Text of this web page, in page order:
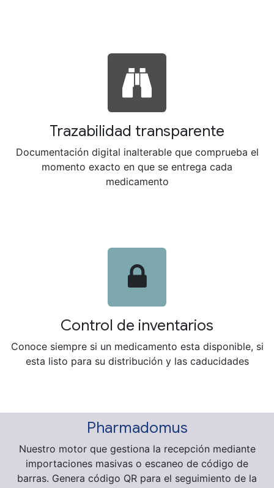
Trazabilidad transparente
Documentación digital inalterable que comprueba el
momento exacto en que se entrega cada
medicamento
Control de inventarios
Conoce siempre si un medicamento esta disponible, si
esta listo para su distribución y las caducidades
Pharmadomus
Nuestro motor que gestiona la recepción mediante
importaciones masivas o escaneo de código de
barras. Genera código QR para el seguimiento de la